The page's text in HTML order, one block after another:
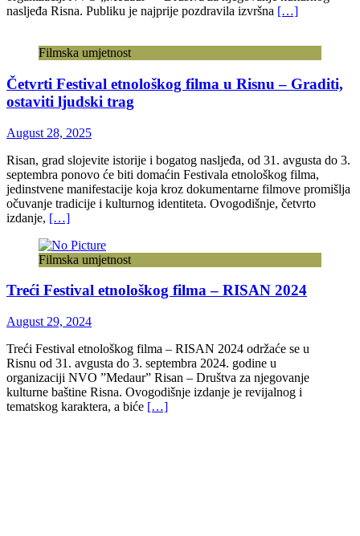
nasljeđa Risna. Publiku je najprije pozdravila izvršna […]
Filmska umjetnost
Četvrti Festival etnološkog filma u Risnu – Graditi,
ostaviti ljudski trag
August 28, 2025
Risan, grad slojevite istorije i bogatog nasljeđa, od 31. avgusta do 3.
septembra ponovo će biti domaćin Festivala etnološkog filma,
jedinstvene manifestacije koja kroz dokumentarne filmove promišlja
očuvanje tradicije i kulturnog identiteta. Ovogodišnje, četvrto
izdanje, […]
Filmska umjetnost
Treći Festival etnološkog filma – RISAN 2024
August 29, 2024
Treći Festival etnološkog filma – RISAN 2024 održaće se u
Risnu od 31. avgusta do 3. septembra 2024. godine u
organizaciji NVO ”Medaur” Risan – Društva za njegovanje
kulturne baštine Risna. Ovogodišnje izdanje je revijalnog i
tematskog karaktera, a biće […]